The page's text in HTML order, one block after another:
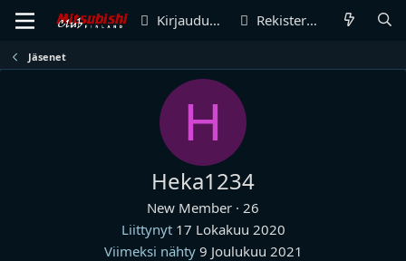
Kirjaudu sisään Rekisteröidy
Jäsenet
H
Heka1234
New Member · 26
Liittynyt 17 Lokakuu 2020
Viimeksi nähty 9 Joulukuu 2021